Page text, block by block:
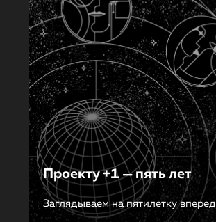
Проекту +1 — пять лет
Заглядываем на пятилетку вперед